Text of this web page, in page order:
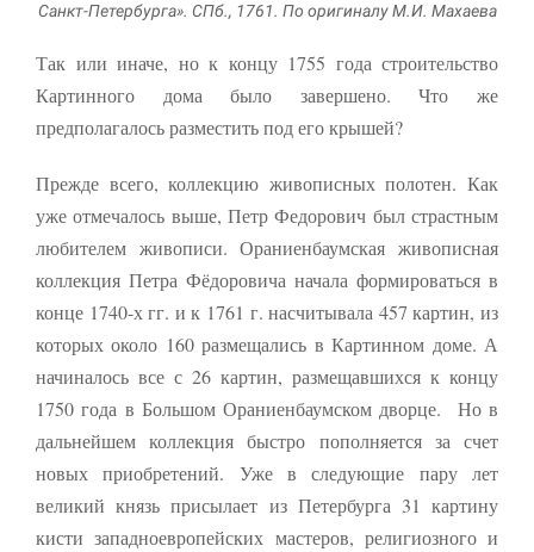
Санкт-Петербурга». СПб., 1761. По оригиналу М.И. Махаева
Так или иначе, но к концу 1755 года строительство
Картинного дома было завершено. Что же
предполагалось разместить под его крышей?
Прежде всего, коллекцию живописных полотен. Как
уже отмечалось выше, Петр Федорович был страстным
любителем живописи. Ораниенбаумская живописная
коллекция Петра Фёдоровича начала формироваться в
конце 1740-х гг. и к 1761 г. насчитывала 457 картин, из
которых около 160 размещались в Картинном доме. А
начиналось все с 26 картин, размещавшихся к концу
1750 года в Большом Ораниенбаумском дворце. Но в
дальнейшем коллекция быстро пополняется за счет
новых приобретений. Уже в следующие пару лет
великий князь присылает из Петербурга 31 картину
кисти западноевропейских мастеров, религиозно­го и